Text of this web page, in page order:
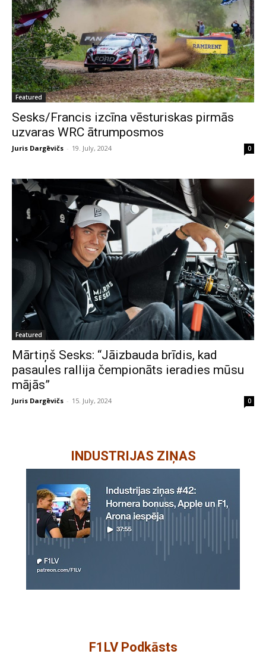
Featured
Sesks/Francis izcīna vēsturiskas pirmās
uzvaras WRC ātrumposmos
Juris Dargēvičs - 19. July, 2024 0
Featured
Mārtiņš Sesks: “Jāizbauda brīdis, kad
pasaules rallija čempionāts ieradies mūsu
mājās”
Juris Dargēvičs - 15. July, 2024 0
INDUSTRIJAS ZIŅAS
F1LV Podkāsts